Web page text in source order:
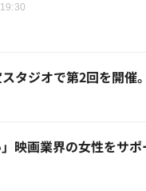
タジオで第2回を開催
映画業界の女性をサ